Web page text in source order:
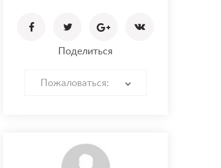
Поделиться
Пожаловаться: